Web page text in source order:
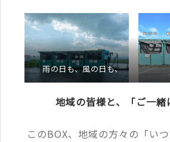
雨の日も、風の日も、
地域の皆様と、「ご一緒
このBOX、地域の方々の「い